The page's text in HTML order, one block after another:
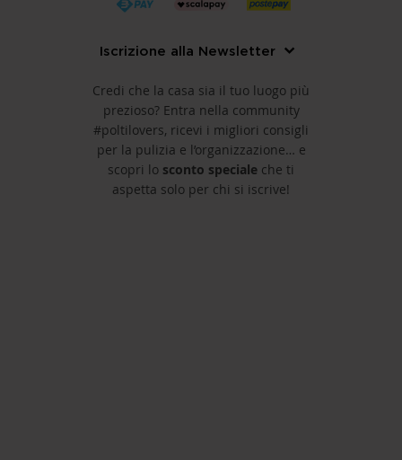
Iscrizione alla Newsletter
Credi che la casa sia il tuo luogo più
prezioso? Entra nella community
#poltilovers, ricevi i migliori consigli
per la pulizia e l’organizzazione… e
scopri lo sconto speciale che ti
aspetta solo per chi si iscrive!